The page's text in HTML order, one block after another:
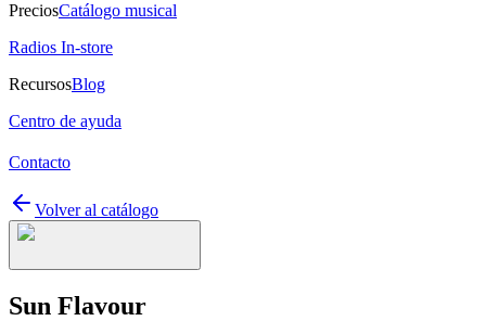
PreciosCatálogo musical
Radios In-store
RecursosBlog
Centro de ayuda
Contacto
Volver al catálogo
Sun Flavour